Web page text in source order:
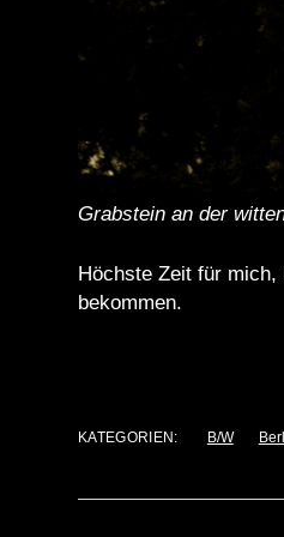
Grabstein an der
Höchste Zeit für mich,
bekommen.
KATEGORIEN: B/W